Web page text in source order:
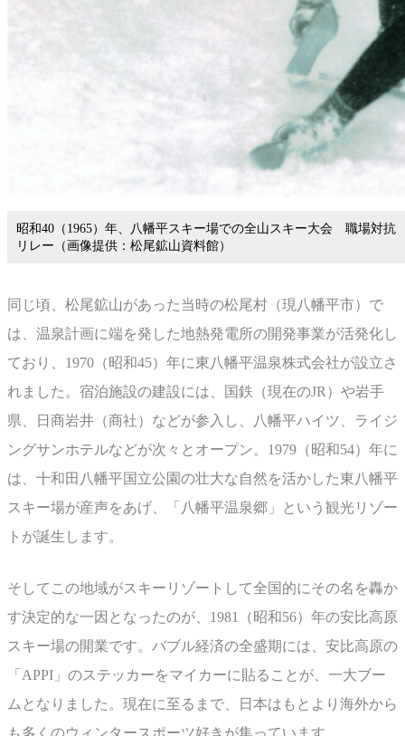
昭和40（1965）年、八幡平スキー場での全山スキー大会 職場対抗
リレー（画像提供：松尾鉱山資料館）
同じ頃、松尾鉱山があった当時の松尾村（現八幡平市）で
は、温泉計画に端を発した地熱発電所の開発事業が活発化し
ており、1970（昭和45）年に東八幡平温泉株式会社が設立さ
れました。宿泊施設の建設には、国鉄（現在のJR）や岩手
県、日商岩井（商社）などが参入し、八幡平ハイツ、ライジ
ングサンホテルなどが次々とオープン。1979（昭和54）年に
は、十和田八幡平国立公園の壮大な自然を活かした東八幡平
スキー場が産声をあげ、「八幡平温泉郷」という観光リゾー
トが誕生します。
そしてこの地域がスキーリゾートして全国的にその名を轟か
す決定的な一因となったのが、1981（昭和56）年の安比高原
スキー場の開業です。バブル経済の全盛期には、安比高原の
「APPI」のステッカーをマイカーに貼ることが、一大ブー
ムとなりました。現在に至るまで、日本はもとより海外から
も多くのウィンタースポーツ好きが集っています。